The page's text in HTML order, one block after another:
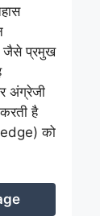
जैसे प्रमुख
अंग्रेजी
है
को